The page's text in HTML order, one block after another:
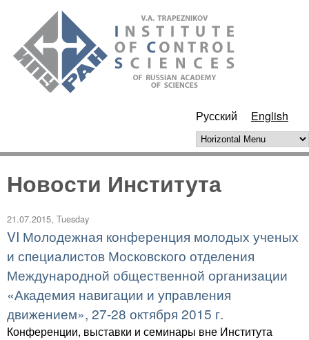
ИПУ
РАН
Русский English
Horizontal Menu
Новости Института
21.07.2015, Tuesday
VI Молодежная конференция молодых ученых
и специалистов Московского отделения
Международной общественной организации
«Академия навигации и управления
движением», 27-28 октября 2015 г.
Конференции, выставки и семинары вне Института